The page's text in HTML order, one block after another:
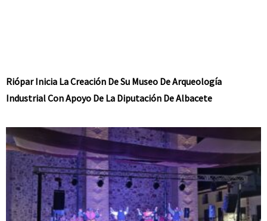
Riópar Inicia La Creación De Su Museo De Arqueología
Industrial Con Apoyo De La Diputación De Albacete